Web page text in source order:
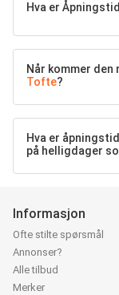
Hva er
Når kommer den
Tofte?
Hva er
på helligdager
Informasjon
Ofte stilte spørsmål
Annonser?
Alle tilbud
Merker